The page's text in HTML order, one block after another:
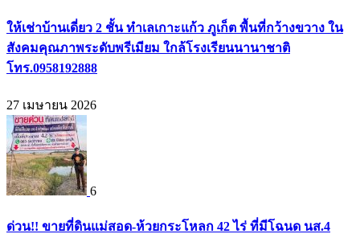
ให้เช่าบ้านเดี่ยว 2 ชั้น ทำเลเกาะแก้ว ภูเก็ต พื้นที่กว้างขวาง ใน
สังคมคุณภาพระดับพรีเมียม ใกล้โรงเรียนนานาชาติ
โทร.0958192888
27 เมษายน 2026
6
ด่วน!! ขายที่ดินแม่สอด-ห้วยกระโหลก 42 ไร่ ที่มีโฉนด นส.4